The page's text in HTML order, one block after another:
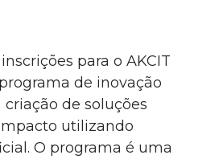
para o AKCIT
de inovação
de soluções
utilizando
O programa é uma